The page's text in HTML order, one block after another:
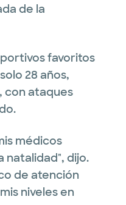
de la
favoritos
28 años,
con ataques
médicos
natalidad", dijo.
de atención
niveles en